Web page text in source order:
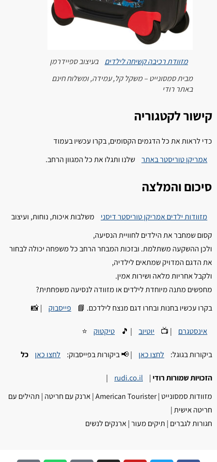
מזוודת רכיבה קשיחה לילדים
בעיצוב ספיידרמן
מבית סמסונייט – משקל קל, עמידה, ומשלוח חינם
באתר רודי
קישור לקטגוריה
כדי לראות את כל הדגמים הקסומים, בקרו עכשיו בעמוד
אמריקן טוריסטר באתר
שלנו ותגלו את כל המגוון הרחב.
סיכום והמלצה
מזוודות ילדים אמריקן טוריסטר דיסני
משלבות איכות, נוחות, ועיצוב
קסום שמחבר את הילדים לחוויית הנסיעה,
ולכן ההשקעה משתלמת. ובזכות המבחר הרחב כל משפחה יכולה לבחור
את הדגם המדויק שמתאים לילדיה,
ולקבל אחריות מלאה ושירות אמין.
מחפשים מתנה מיוחדת לילדים או מזוודה לנסיעה משפחתית?
בקרו עכשיו בחנות ובחרו דגם מנצח לילדכם. 📘
פייסבוק | 📸
אינסטגרם | 📺 יוטיוב | 🎵 טיקטוק ⭐
ביקורות בגוגל: לחצו כאן | 📢 ביקורות בפייסבוק: לחצו כאן כל
הזכויות שמורות רודי|
rudi.co.il
|
מזוודות סמסונייט | American Tourister | ארנק עם חריטה | תהילים עם
חריטה אישית |
חגורות לגברים | תיקים מעור | ארנקים לנשים